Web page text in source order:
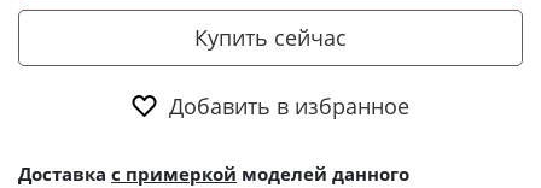
Купить сейчас
Добавить в избранное
Доставка с примеркой моделей данного